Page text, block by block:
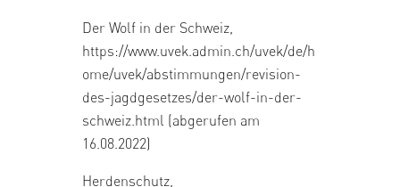
Der Wolf in der Schweiz,
https://www.uvek.admin.ch/uvek/de/h
ome/uvek/abstimmungen/revision-
des-jagdgesetzes/der-wolf-in-der-
schweiz.html (abgerufen am
16.08.2022)
Herdenschutz,